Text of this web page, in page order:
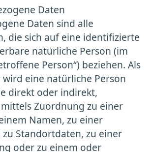
Daten
Daten sind alle
die sich auf eine identifizierte
natürliche Person (im
Person“) beziehen. Als
eine natürliche Person
direkt oder indirekt,
Zuordnung zu einer
Namen, zu einer
zu Standortdaten, zu einer
oder zu einem oder